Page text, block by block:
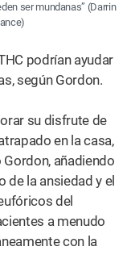
ser mundanas” (Darrin
podrían ayudar
según Gordon.
su disfrute de
en la casa,
Gordon, añadiendo
de la ansiedad y el
del
a menudo
con la